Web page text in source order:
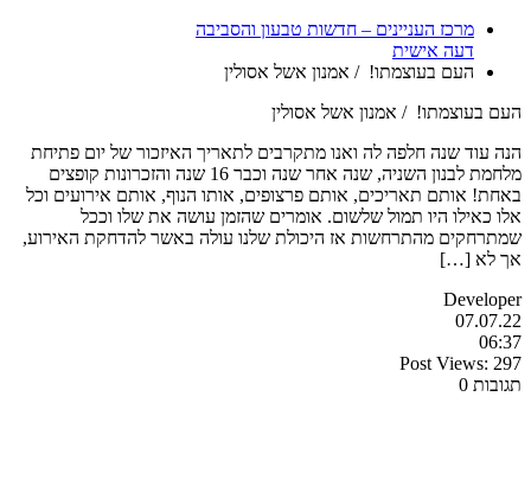
מרכז העניינים – חדשות טבעון והסביבה
דעה אישית
העם בעוצמתו! / אמנון אשל אסולין
העם בעוצמתו! / אמנון אשל אסולין
הנה עוד שנה חלפה לה ואנו מתקרבים לתאריך האיזכור של יום פתיחת
מלחמת לבנון השניה, שנה אחר שנה וכבר 16 שנה והזכרונות קופצים
באחת! אותם תאריכים, אותם פרצופים, אותו הנוף, אותם אירועים וכל
אלו כאילו היו תמול שלשום. אומרים שהזמן עושה את שלו וככל
שמתרחקים מהתרחשות אז היכולת שלנו עולה באשר להדחקת האירוע,
אך לא […]
Developer
07.07.22
06:37
Post Views: 297
תגובות 0